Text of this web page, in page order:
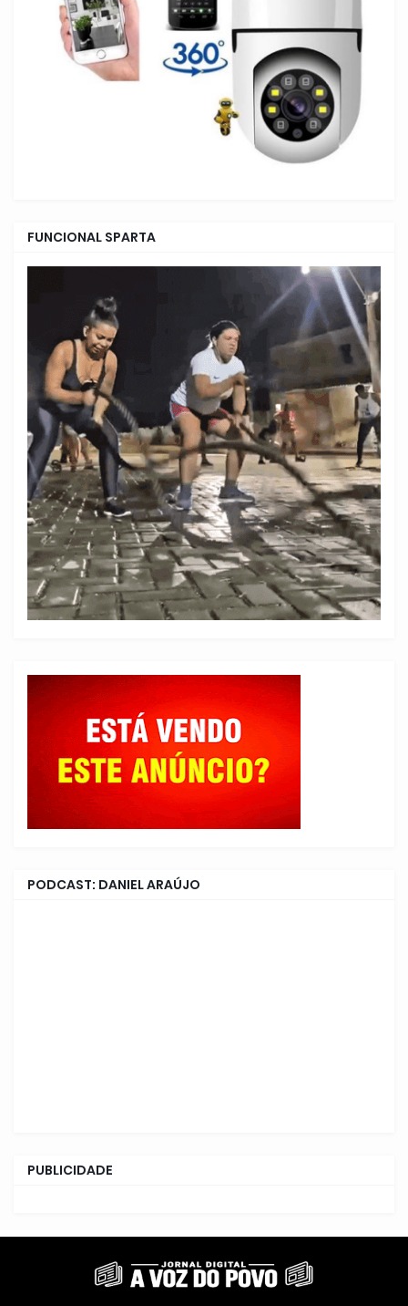
FUNCIONAL SPARTA
PODCAST: DANIEL ARAÚJO
PUBLICIDADE